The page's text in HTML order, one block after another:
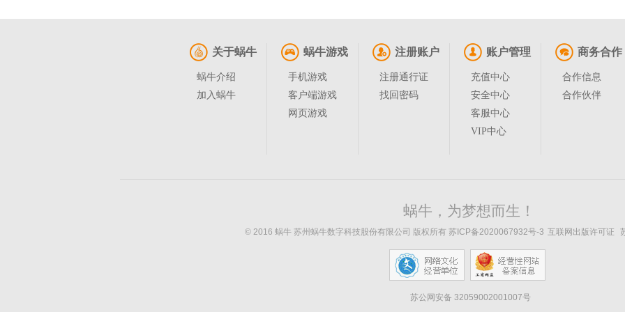
关于蜗牛
蜗牛介绍
加入蜗牛
蜗牛游戏
手机游戏
客户端游戏
网页游戏
注册账户
注册通行证
找回密码
账户管理
充值中心
安全中心
客服中心
VIP中心
商务合作
合作信息
合作伙伴
蜗牛，为梦想而生！
© 2016 蜗牛 苏州蜗牛数字科技股份有限公司 版权所有 苏ICP备2020067932号-3 互联网出版许可证
苏公网安备 32059002001007号